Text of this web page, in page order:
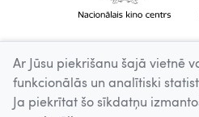
Ar Jūsu piekrišanu šajā vietnē
funkcionālās un analītiski
Ja piekrītat šo sīkdatņu